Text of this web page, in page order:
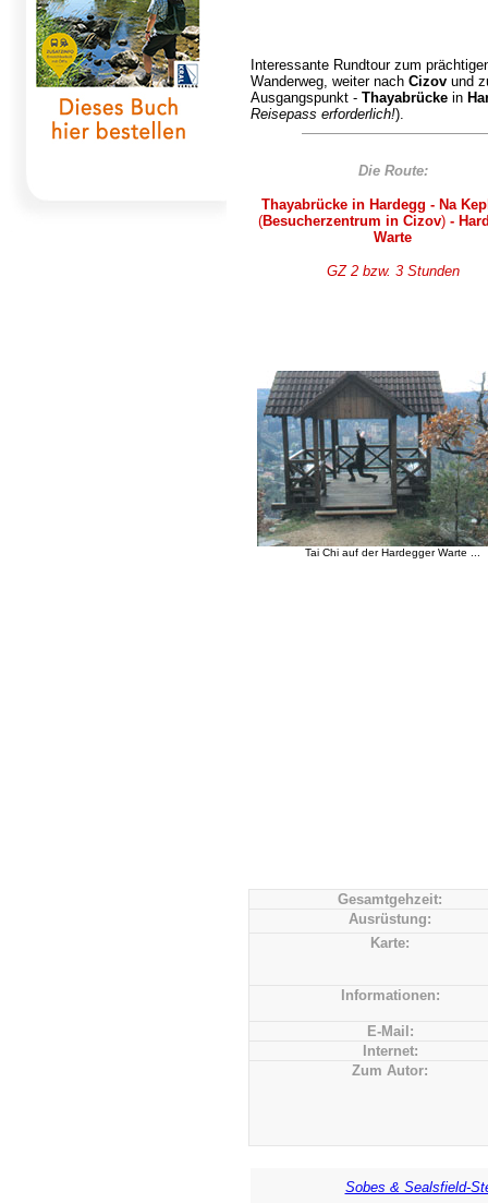
Interessante Rundtour zum
Wanderweg, weiter nach Cizov und
Ausgangspunkt - Thayabrücke in
Reisepass erforderlich!).
Die Route:
Thayabrücke in Hardegg - Na
(Besucherzentrum in Cizov)-
Warte
GZ 2 bzw. 3 Stunden
Tai Chi auf der Hardegger Warte ...
Gesamtgehzeit:
Ausrüstung:
Karte:
Informationen:
E-Mail:
Internet:
Zum Autor:
Sobes & Sealsfield-